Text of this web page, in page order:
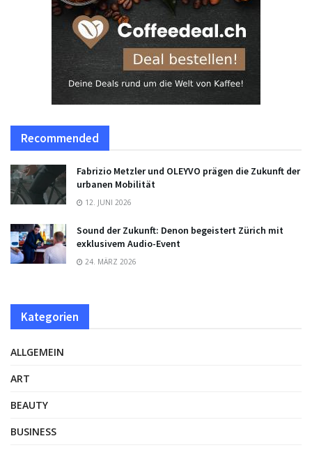
Recommended
Fabrizio Metzler und OLEYVO prägen die Zukunft der
urbanen Mobilität
12. JUNI 2026
Sound der Zukunft: Denon begeistert Zürich mit
exklusivem Audio-Event
24. MÄRZ 2026
Kategorien
ALLGEMEIN
ART
BEAUTY
BUSINESS